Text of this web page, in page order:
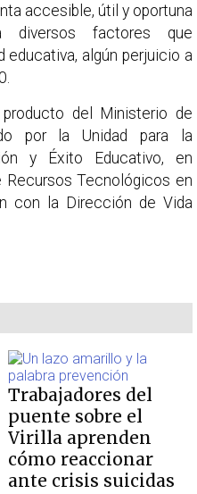
accesible, útil y oportuna
diversos factores que
educativa, algún perjuicio a
del Ministerio de
por la Unidad para la
y Éxito Educativo, en
Tecnológicos en
con la Dirección de Vida
Trabajadores del
puente sobre el
Virilla aprenden
cómo reaccionar
ante crisis suicidas